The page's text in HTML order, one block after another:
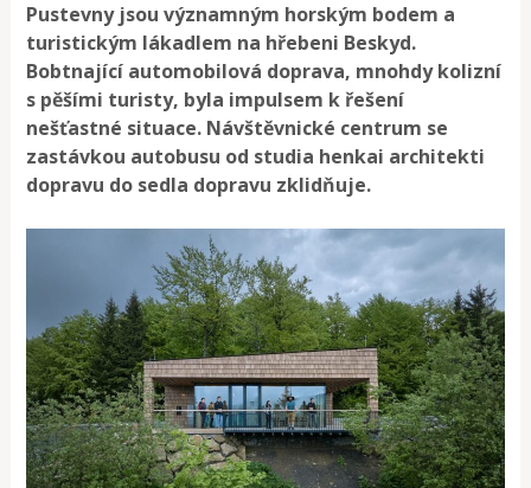
Pustevny jsou významným horským bodem a
turistickým lákadlem na hřebeni Beskyd.
Bobtnající automobilová doprava, mnohdy kolizní
s pěšími turisty, byla impulsem k řešení
nešťastné situace. Návštěvnické centrum se
zastávkou autobusu od studia henkai architekti
dopravu do sedla dopravu zklidňuje.